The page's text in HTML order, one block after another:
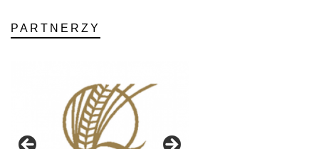
PARTNERZY